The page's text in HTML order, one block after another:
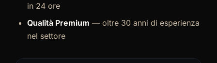
in 24 ore
Qualità Premium — oltre 30 anni di esperienza
nel settore